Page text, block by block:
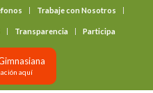
Trabaje con Nosotros
Transparencia Participa
aquí